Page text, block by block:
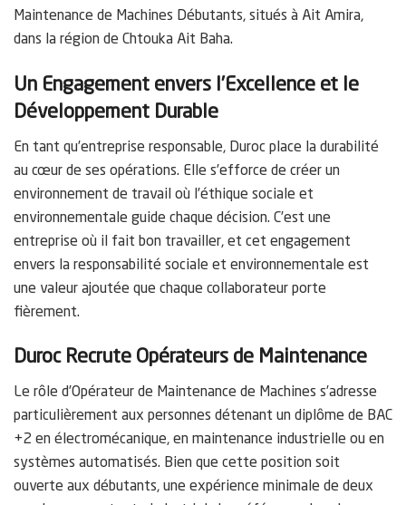
Maintenance de Machines Débutants, situés à Ait Amira,
dans la région de Chtouka Ait Baha.
Un Engagement envers l’Excellence et le
Développement Durable
En tant qu’entreprise responsable, Duroc place la durabilité
au cœur de ses opérations. Elle s’efforce de créer un
environnement de travail où l’éthique sociale et
environnementale guide chaque décision. C’est une
entreprise où il fait bon travailler, et cet engagement
envers la responsabilité sociale et environnementale est
une valeur ajoutée que chaque collaborateur porte
fièrement.
Duroc Recrute Opérateurs de Maintenance
Le rôle d’Opérateur de Maintenance de Machines s’adresse
particulièrement aux personnes détenant un diplôme de BAC
+2 en électromécanique, en maintenance industrielle ou en
systèmes automatisés. Bien que cette position soit
ouverte aux débutants, une expérience minimale de deux